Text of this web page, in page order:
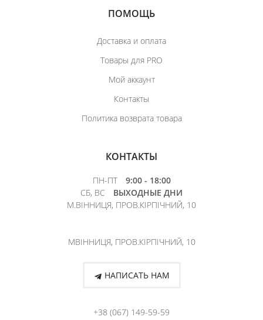
ПОМОЩЬ
Доставка и оплата
Товары для PRO
Мой аккаунт
Контакты
Политика возврата товара
КОНТАКТЫ
ПН-ПТ
9:00 - 18:00
СБ, ВС
ВЫХОДНЫЕ ДНИ
М.ВІННИЦЯ, ПРОВ.КІРПІЧНИЙ, 10
МВІННИЦЯ, ПРОВ.КІРПІЧНИЙ, 10
НАПИСАТЬ НАМ
+38 (067) 149-59-59